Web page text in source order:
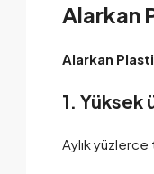
Alarkan
Alarkan
1.
Aylık